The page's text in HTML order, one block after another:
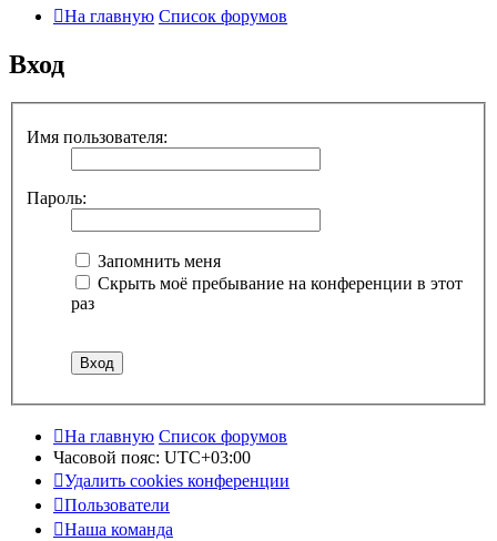
На главную Список форумов
Вход
Имя пользователя:
Пароль:
Запомнить меня
Скрыть моё пребывание на конференции в этот
раз
На главную Список форумов
Часовой пояс: UTC+03:00
Удалить cookies конференции
Пользователи
Наша команда